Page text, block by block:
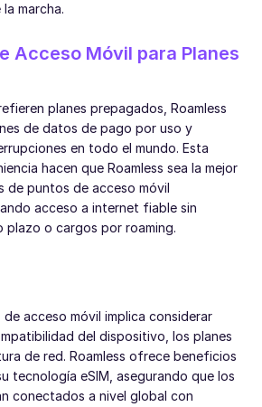
marcha.
Acceso Móvil para Planes
planes prepagados, Roamless
de datos de pago por uso y
en todo el mundo. Esta
hacen que Roamless sea la mejor
de puntos de acceso móvil
acceso a internet fiable sin
plazo o cargos por roaming.
acceso móvil implica considerar
del dispositivo, los planes
de red. Roamless ofrece beneficios
tecnología eSIM, asegurando que los
conectados a nivel global con